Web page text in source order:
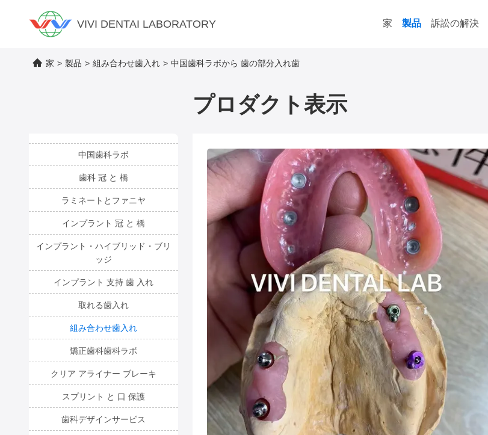
VIVI DENTAI LABORATORY 家 製品 訴訟の解決
家 > 製品 > 組み合わせ歯入れ > 中国歯科ラボから 歯の部分入れ歯
プロダクト表示
中国歯科ラボ
歯科 冠 と 橋
ラミネートとファニヤ
インプラント 冠 と 橋
インプラント・ハイブリッド・ブリ
ッジ
インプラント 支持 歯 入れ
取れる歯入れ
組み合わせ歯入れ
矯正歯科歯科ラボ
クリア アライナー ブレーキ
スプリント と 口 保護
歯科デザインサービス